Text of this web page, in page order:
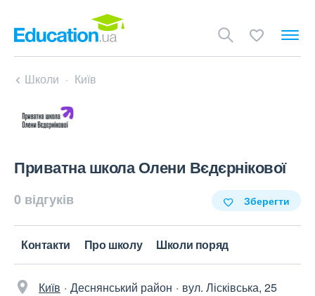
Школи Київ
Приватна школа Олени Вєдєрнікової
0 відгуків Зберегти
Контакти Про школу Школи поряд
Київ Деснянський район
вул. Лісківська, 25